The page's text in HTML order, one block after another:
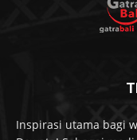
Inspirasi utama bagi